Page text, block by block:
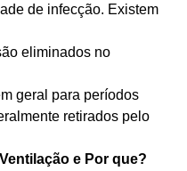
de infecção. Existem
eliminados no
geral para períodos
retirados pelo
e Por que?